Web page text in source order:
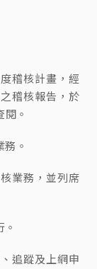
稽核計畫，經
稽核報告，於
。
。
業務，並列席
追蹤及上網申